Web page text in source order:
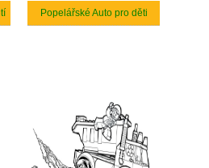
Popelářské Auto pro děti